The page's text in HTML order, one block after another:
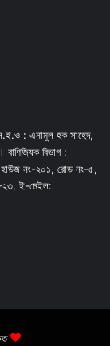
: এনামুল হক সাহেদ,
বিভাগ :
নং-২০১, রোড নং-৫,
ই-মেইল: